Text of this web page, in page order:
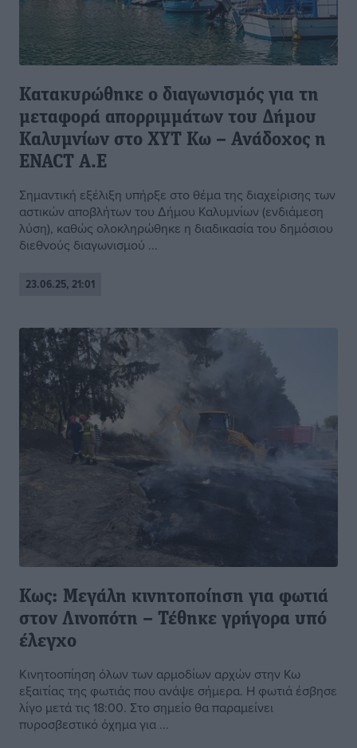
Κατακυρώθηκε ο διαγωνισμός για τη
μεταφορά απορριμμάτων του Δήμου
Καλυμνίων στο ΧΥΤ Κω – Ανάδοχος η
ENACT A.E
Σημαντική εξέλιξη υπήρξε στο θέμα της διαχείρισης των
αστικών αποβλήτων του Δήμου Καλυμνίων (ενδιάμεση
λύση), καθώς ολοκληρώθηκε η διαδικασία του δημόσιου
διεθνούς διαγωνισμού ...
23.06.25, 21:01
Κως: Μεγάλη κινητοποίηση για φωτιά
στον Λινοπότη – Τέθηκε γρήγορα υπό
έλεγχο
Κινητοοπίηση όλων των αρμοδίων αρχών στην Κω
εξαιτίας της φωτιάς που ανάψε σήμερα. Η φωτιά έσβησε
λίγο μετά τις 18:00. Στο σημείο θα παραμείνει
πυροσβεστικό όχημα για ...